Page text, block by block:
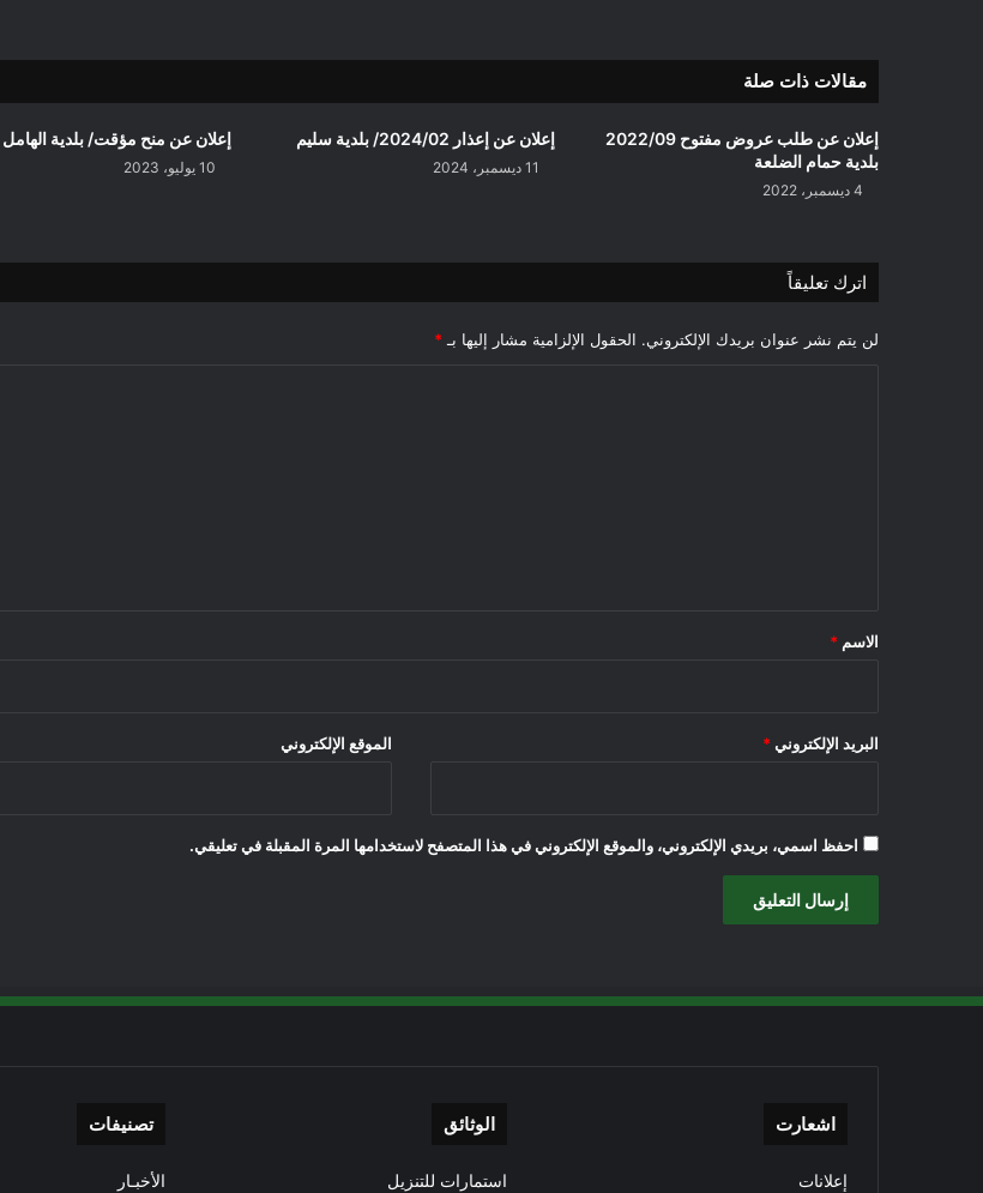
مقالات ذات صلة
إعلان عن طلب عروض مفتوح 2022/09
بلدية حمام الضلعة
4 ديسمبر، 2022
إعلان عن إعذار 2024/02/ بلدية سليم
11 ديسمبر، 2024
إعلان عن منح مؤقت/ بلدية الهامل
10 يوليو، 2023
اترك تعليقاً
لن يتم نشر عنوان بريدك الإلكتروني. الحقول الإلزامية مشار إليها بـ *
*
الاسم *
البريد الإلكتروني * الموقع الإلكتروني
احفظ اسمي، بريدي الإلكتروني، والموقع الإلكتروني في هذا المتصفح لاستخدامها المرة المقبلة في تعليقي.
اشعارت
إعلانات
الوثائق
استمارات للتنزيل
تصنيفات
الأخبـار